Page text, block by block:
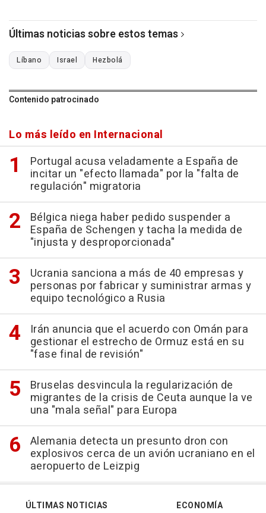
Últimas noticias sobre estos temas
Líbano Israel Hezbolá
Contenido patrocinado
Lo más leído en Internacional
Portugal acusa veladamente a España de
incitar un "efecto llamada" por la "falta de
regulación" migratoria
Bélgica niega haber pedido suspender a
España de Schengen y tacha la medida de
"injusta y desproporcionada"
Ucrania sanciona a más de 40 empresas y
personas por fabricar y suministrar armas y
equipo tecnológico a Rusia
Irán anuncia que el acuerdo con Omán para
gestionar el estrecho de Ormuz está en su
"fase final de revisión"
Bruselas desvincula la regularización de
migrantes de la crisis de Ceuta aunque la ve
una "mala señal" para Europa
Alemania detecta un presunto dron con
explosivos cerca de un avión ucraniano en el
aeropuerto de Leizpig
ÚLTIMAS NOTICIAS
ECONOMÍA